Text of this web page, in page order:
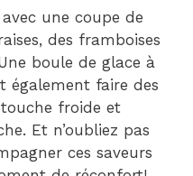
une coupe de
des framboises
boule de glace à
également faire des
froide et
Et n’oubliez pas
ces saveurs